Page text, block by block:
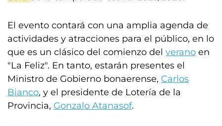
El evento contará con una amplia agenda de
actividades y atracciones para el público, en lo
que es un clásico del comienzo del verano en
"La Feliz". En tanto, estarán presentes el
Ministro de Gobierno bonaerense, Carlos
Bianco, y el presidente de Lotería de la
Provincia, Gonzalo Atanasof.